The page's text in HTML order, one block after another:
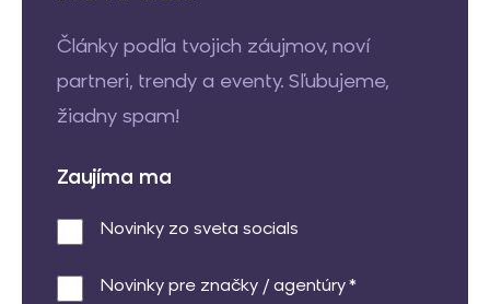
Články podľa tvojich záujmov, noví
partneri, trendy a eventy. Sľubujeme,
žiadny spam!
Zaujíma ma
Novinky zo sveta socials
Novinky pre značky / agentúry *